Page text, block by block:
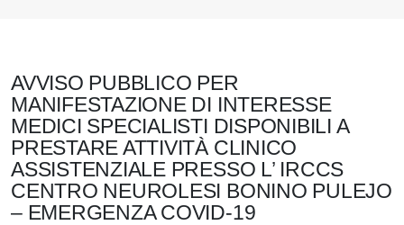
AVVISO PUBBLICO PER
MANIFESTAZIONE DI INTERESSE
MEDICI SPECIALISTI DISPONIBILI A
PRESTARE ATTIVITÀ CLINICO
ASSISTENZIALE PRESSO L’ IRCCS
CENTRO NEUROLESI BONINO PULEJO
– EMERGENZA COVID-19